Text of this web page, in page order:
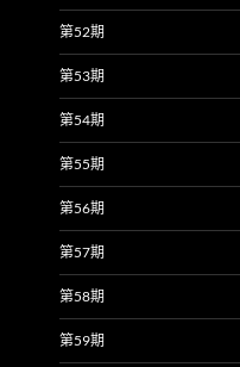
第52期
第53期
第54期
第55期
第56期
第57期
第58期
第59期